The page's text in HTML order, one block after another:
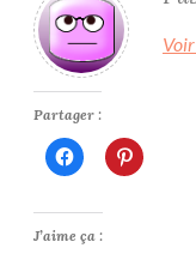
Partager :
Cliquez
pour
Facebook(ouvre
dans
une
Cliquez
pour
J’aime ça :